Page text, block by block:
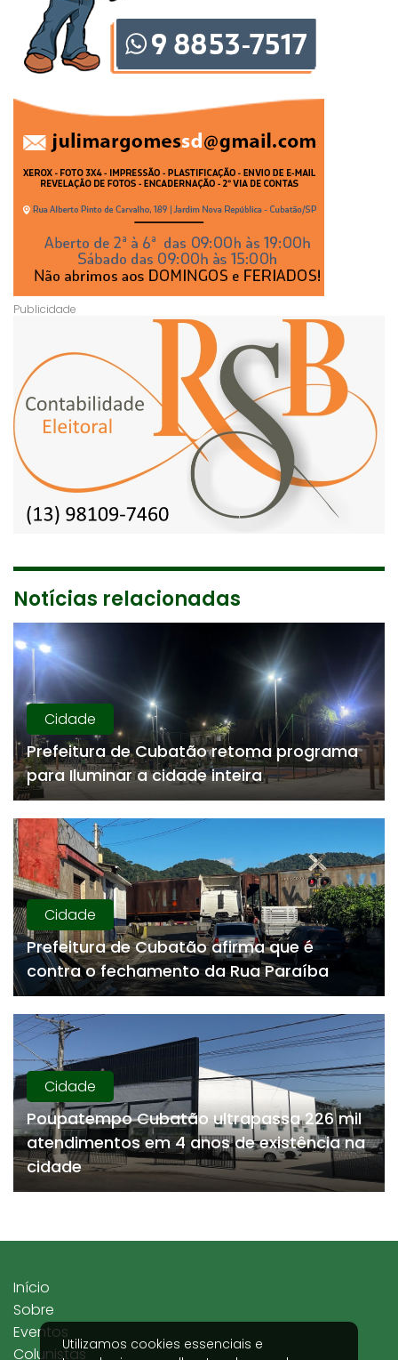
Notícias relacionadas
Cidade
Prefeitura de Cubatão retoma programa
para Iluminar a cidade inteira
Cidade
Prefeitura de Cubatão afirma que é
contra o fechamento da Rua Paraíba
Cidade
Poupatempo Cubatão ultrapassa 226 mil
atendimentos em 4 anos de existência na
cidade
Utilizamos cookies essenciais e
Início
Sobre
Eventos
Colunistas